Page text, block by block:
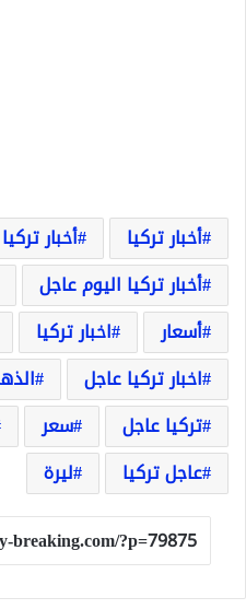
أخبار تركيا
أخبار
أخبار تركيا اليوم عاجل
أسعار
اخبار تركيا
اخبار تركيا عاجل
تركيا عاجل
سعر
عاجل تركيا
ليرة